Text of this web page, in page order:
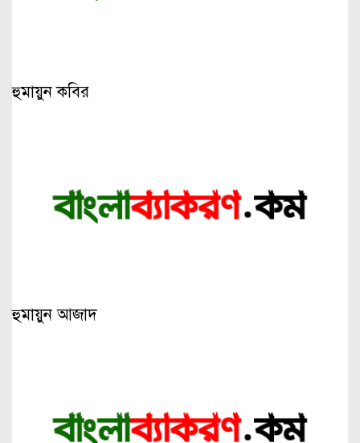
হুমায়ুন কবির
হুমায়ুন আজাদ